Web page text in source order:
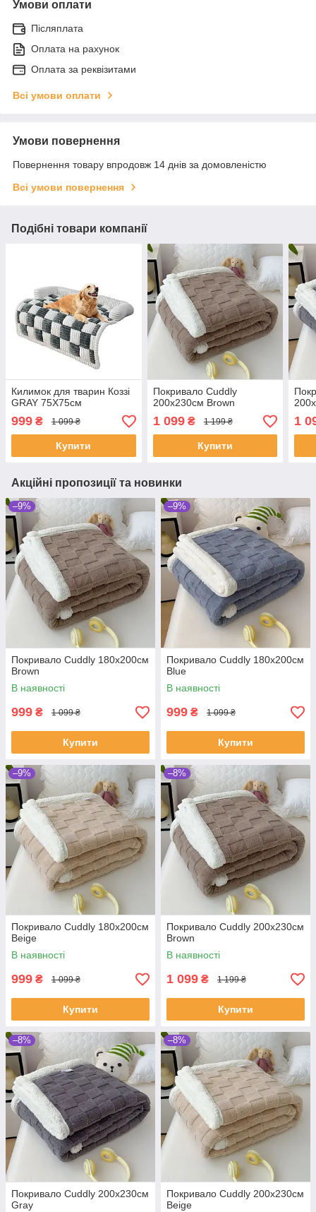
Умови оплати
Післяплата
Оплата на рахунок
Оплата за реквізитами
Всі умови оплати
Умови повернення
Повернення товару впродовж 14 днів за домовленістю
Всі умови повернення
Подібні товари компанії
Килимок для тварин Коззі
GRAY 75Х75см
999 ₴ 1 099 ₴
Купити
Покривало Cuddly
200х230см Brown
1 099₴ 1 199 ₴
Купити
1
Акційні пропозиції та новинки
–9%
Покривало Cuddly 180х200см
Brown
В наявності
999 ₴ 1 099 ₴
Купити
–9%
Покривало Cuddly 180х200см
Blue
В наявності
999 ₴ 1 099 ₴
Купити
–9%
Покривало Cuddly 180х200см
Beige
В наявності
999 ₴ 1 099 ₴
Купити
–8%
Покривало Cuddly 200х230см
Brown
В наявності
1 099 ₴ 1 199 ₴
Купити
–8%
Покривало Cuddly 200х230см
Gray
–8%
Покривало Cuddly 200х230см
Beige